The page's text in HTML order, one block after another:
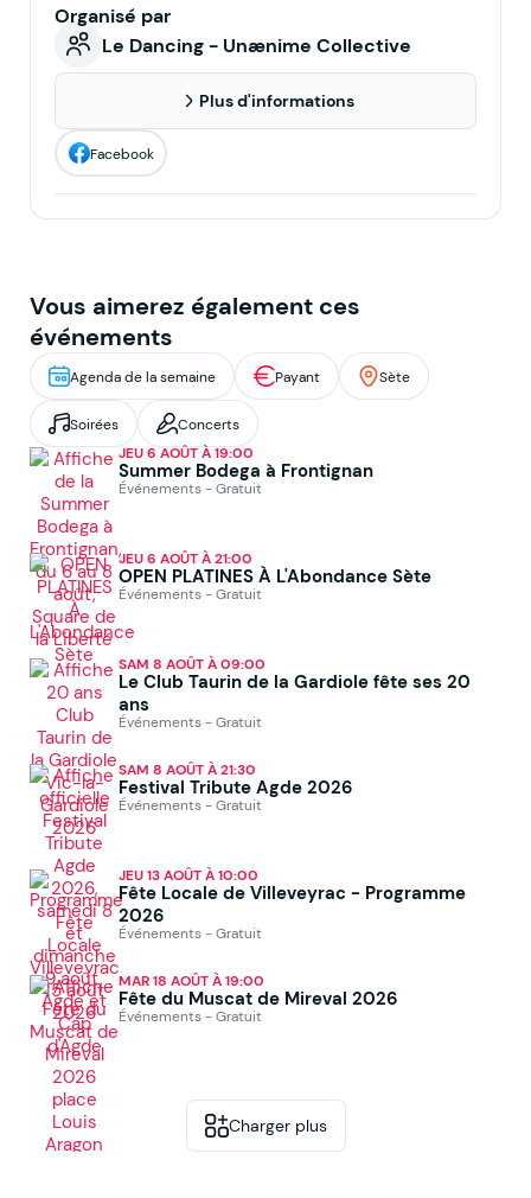
Organisé par
Le Dancing - Unænime Collective
Plus d'informations
Facebook
Vous aimerez également ces
événements
Agenda de la semaine Payant Sète
Soirées Concerts
JEU 6 AOÛT À 19:00
Summer Bodega à Frontignan
Événements - Gratuit
JEU 6 AOÛT À 21:00
OPEN PLATINES À L'Abondance Sète
Événements - Gratuit
SAM 8 AOÛT À 09:00
Le Club Taurin de la Gardiole fête ses 20
ans
Événements - Gratuit
SAM 8 AOÛT À 21:30
Festival Tribute Agde 2026
Événements - Gratuit
JEU 13 AOÛT À 10:00
Fête Locale de Villeveyrac - Programme
2026
Événements - Gratuit
MAR 18 AOÛT À 19:00
Fête du Muscat de Mireval 2026
Événements - Gratuit
Charger plus